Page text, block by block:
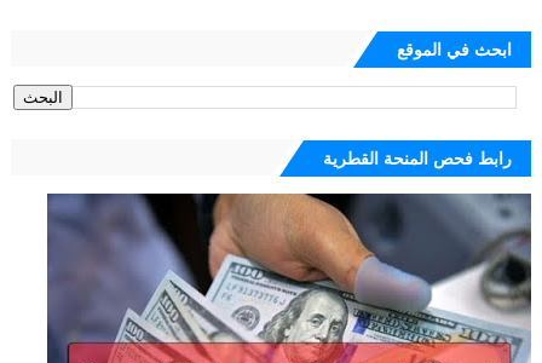
ابحث في الموقع
رابط فحص المنحة القطرية